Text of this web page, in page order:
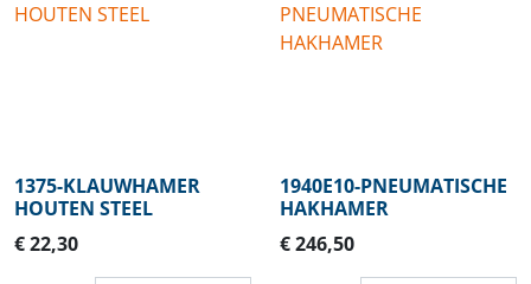
1375-KLAUWHAMER
HOUTEN STEEL
€ 22,30
1940E10-PNEUMATISCHE
HAKHAMER
€ 246,50